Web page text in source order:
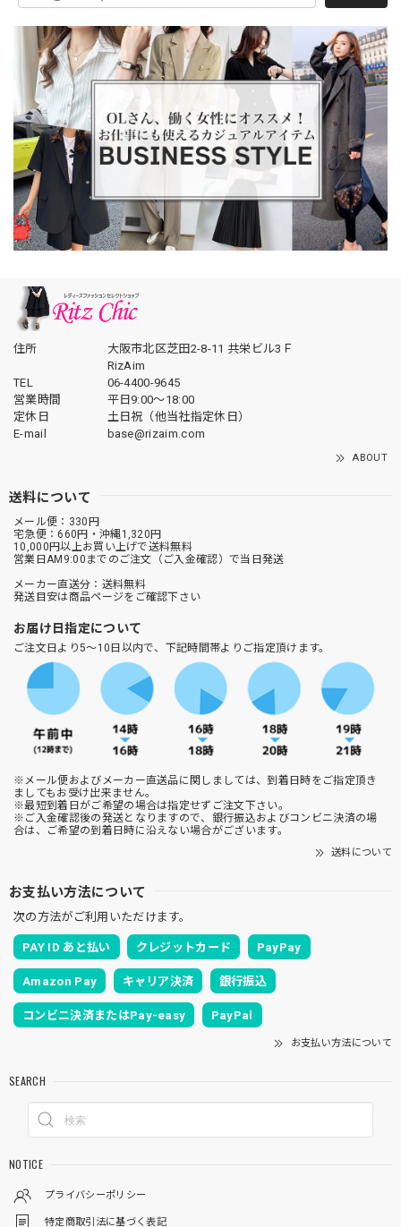
住所
大阪市北区芝田2-8-11 共栄ビル3Ｆ
RizAim
TEL
06-4400-9645
営業時間
平日9:00～18:00
定休日
土日祝（他当社指定休日）
E-mail
base@rizaim.com
ABOUT
送料について
メール便：330円
宅急便：660円・沖縄1,320円
10,000円以上お買い上げで送料無料
営業日AM9:00までのご注文（ご入金確認）で当日発送
メーカー直送分：送料無料
発送目安は商品ページをご確認下さい
お届け日指定について
ご注文日より5～10日以内で、下記時間帯よりご指定頂けます。
※メール便およびメーカー直送品に関しましては、到着日時をご指定頂き
ましてもお受け出来ません。
※最短到着日がご希望の場合は指定せずご注文下さい。
※ご入金確認後の発送となりますので、銀行振込およびコンビニ決済の場
合は、ご希望の到着日時に沿えない場合がございます。
送料について
お支払い方法について
次の方法がご利用いただけます。
PAY ID あと払い クレジットカード PayPay
Amazon Pay キャリア決済 銀行振込
コンビニ決済またはPay-easy PayPal
お支払い方法について
SEARCH
NOTICE
プライバシーポリシー
特定商取引法に基づく表記